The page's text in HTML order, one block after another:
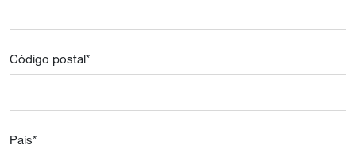
Código postal*
País*